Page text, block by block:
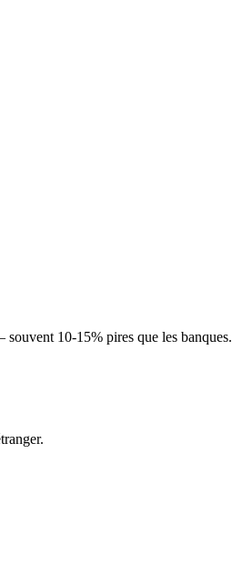
10-15% pires que les banques.